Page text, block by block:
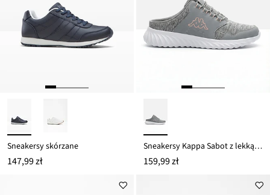
Sneakersy skórzane
147,99 zł
Sneakersy Kappa Sabot z lekką podeszwą
159,99 zł